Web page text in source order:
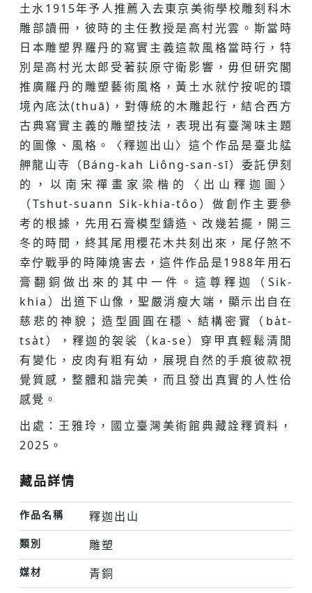
土水1915年予人推薦入去東京美術學校雕刻科木
雕部讀冊，彼時的主任教授是高村光雲。斯當時
日本雕塑界羅丹的寫實主義這款風格當時行，特
別是高村光太郎受著荻原守衛影響，毋但研究閣
推廣羅丹的雕塑藝術風格，黃土水就佇按呢的環
境內底汰(thuā)，對傳統的木雕起行，結合西方
古典寫實主義的雕塑技法，表現出有臺灣味主題
的圖像、風格。〈釋迦出山〉這个作品是臺北艋
舺龍山寺（Báng-kah Liông-san-sī）委託伊刻
的，以南宋禪畫家梁楷的〈出山釋迦圖〉
（Tshut-suann Sik-khia-tôo）做創作主要參
考的根據，先用石膏模型鑄造、改幾若擺，開三
冬的時間，終其尾用櫻花木共刻出來，尾仔煞不
幸佇戰爭的時陣燒害去，這件作品是1988年用石
膏翻銅做出來的其中一件。這尊釋迦（Sik-
khia）出道下山像，聖嚴消瘦大端，顯示出自在
慈悲的神貌；造型圓圓在穩、結構密實（ba̍t-
tsa̍t），釋迦的袈裟（ka-se）穿甲真輕鬆清閒
有變化，皮肉有粗有幼，展現自然的手痕彼款視
覺質感，整體和諧完美，而且發出真實的人性佮
感覺。
出處：王雅玲，國立臺灣美術館典藏詮釋資料，
2025。
藏品詳情
作品名稱 釋迦出山
類別 雕塑
媒材 青銅